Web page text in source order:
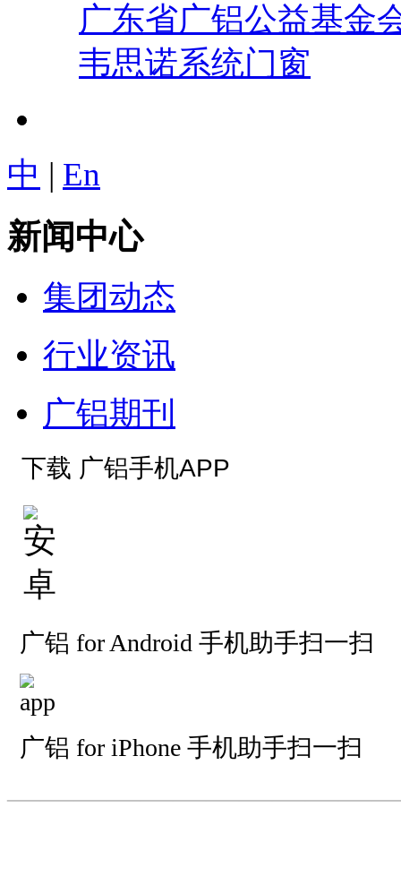
广东省广铝公益基金
韦思诺系统门窗
中 | En
新闻中心
集团动态
行业资讯
广铝期刊
下载 广铝手机APP
广铝 for Android 手机助手扫一扫
广铝 for iPhone 手机助手扫一扫
———————————